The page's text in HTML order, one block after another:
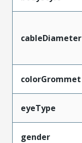
cableDiameter
colorGrommet
eyeType
gender